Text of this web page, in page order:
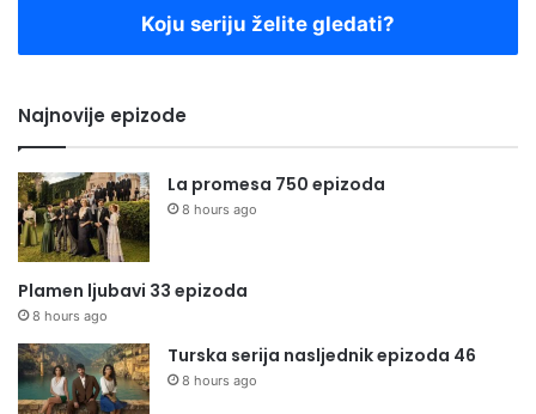
Koju seriju želite gledati?
Najnovije epizode
La promesa 750 epizoda
8 hours ago
Plamen ljubavi 33 epizoda
8 hours ago
Turska serija nasljednik epizoda 46
8 hours ago